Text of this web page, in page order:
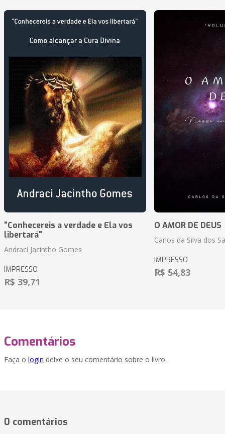
"Conhecereis a verdade e Ela vos
libertará"
Andraci Jacintho Gomes
IMPRESSO
R$ 39,71
O AMOR DE DEUS
Carlos da Silva dos
IMPRESSO
R$ 54,83
Comentários
Faça o login deixe o seu comentário sobre o livro.
0 comentários